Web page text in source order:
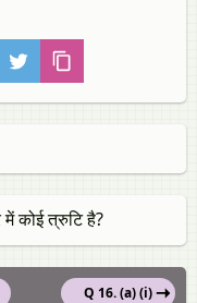
में कोई त्रुटि है?
Q 16. (a) (i)